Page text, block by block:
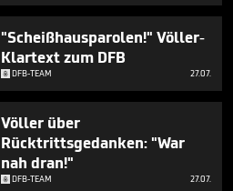
"Scheißhausparolen!" Völler-
Klartext zum DFB
DFB-TEAM 27.07.
Völler über
Rücktrittsgedanken: "War
nah dran!"
DFB-TEAM 27.07.